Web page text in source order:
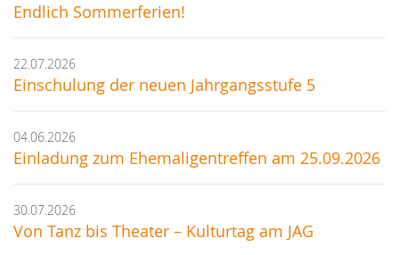
Endlich Sommerferien!
22.07.2026
Einschulung der neuen Jahrgangsstufe 5
04.06.2026
Einladung zum Ehemaligentreffen am 25.09.2026
30.07.2026
Von Tanz bis Theater – Kulturtag am JAG